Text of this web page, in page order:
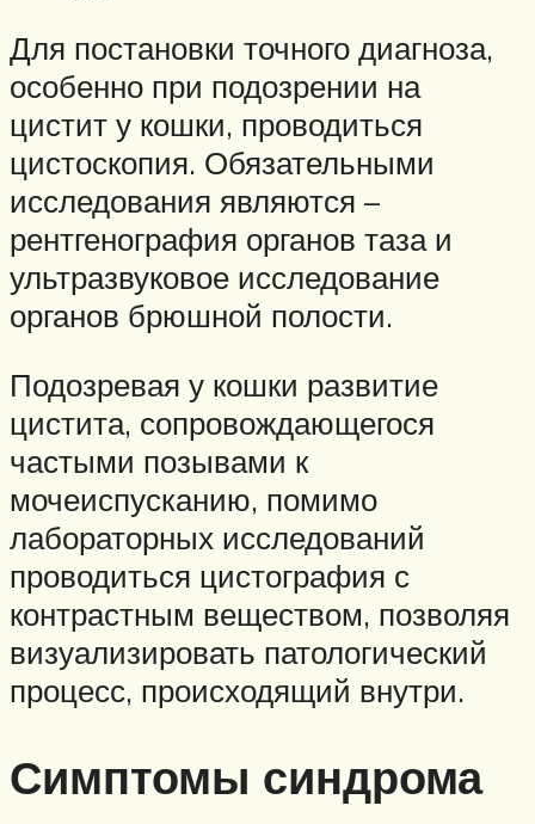
Для постановки точного диагноза,
особенно при подозрении на
цистит у кошки, проводиться
цистоскопия. Обязательными
исследования являются –
рентгенография органов таза и
ультразвуковое исследование
органов брюшной полости.
Подозревая у кошки развитие
цистита, сопровождающегося
частыми позывами к
мочеиспусканию, помимо
лабораторных исследований
проводиться цистография с
контрастным веществом, позволяя
визуализировать патологический
процесс, происходящий внутри.
Симптомы синдрома